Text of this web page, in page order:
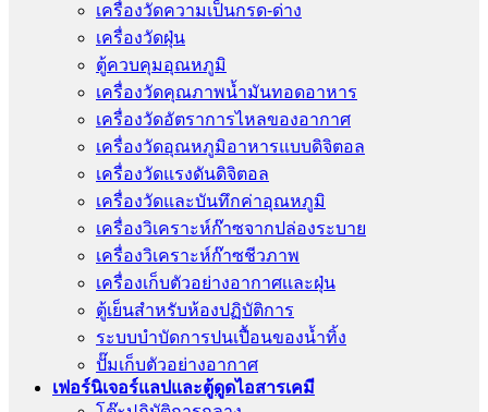
เครื่องวัดความเป็นกรด-ด่าง
เครื่องวัดฝุ่น
ตู้ควบคุมอุณหภูมิ
เครื่องวัดคุณภาพน้ำมันทอดอาหาร
เครื่องวัดอัตราการไหลของอากาศ
เครื่องวัดอุณหภูมิอาหารแบบดิจิตอล
เครื่องวัดแรงดันดิจิตอล
เครื่องวัดและบันทึกค่าอุณหภูมิ
เครื่องวิเคราะห์ก๊าซจากปล่องระบาย
เครื่องวิเคราะห์ก๊าซชีวภาพ
เครื่องเก็บตัวอย่างอากาศเเละฝุ่น
ตู้เย็นสำหรับห้องปฏิบัติการ
ระบบบำบัดการปนเปื้อนของน้ำทิ้ง
ปั๊มเก็บตัวอย่างอากาศ
เฟอร์นิเจอร์แลปและตู้ดูดไอสารเคมี